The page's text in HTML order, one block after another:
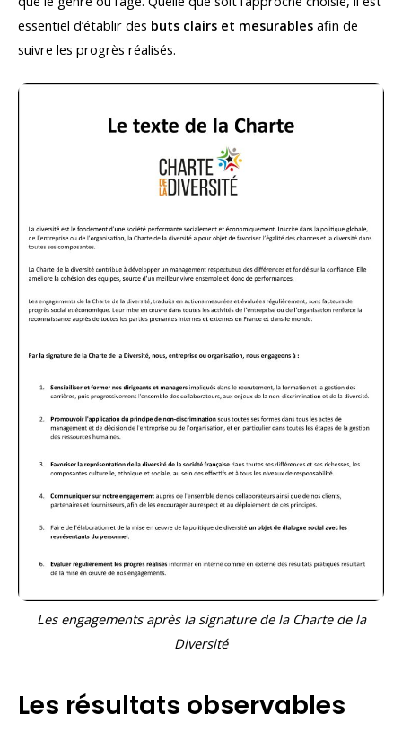
essentiel d’établir des buts clairs et mesurables afin de
suivre les progrès réalisés.
Les engagements après la signature de la Charte de la
Diversité
Les résultats observables